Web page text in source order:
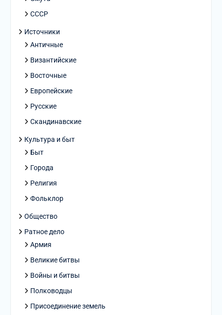
СССР
Источники
Античные
Византийские
Восточные
Европейские
Русские
Скандинавские
Культура и быт
Быт
Города
Религия
Фольклор
Общество
Ратное дело
Армия
Великие битвы
Войны и битвы
Полководцы
Присоединение земель